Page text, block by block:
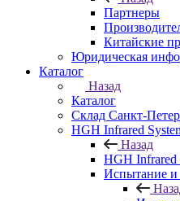
Партнеры
Китайские
Юридическая
Каталог
Назад
Каталог
Cклад Санкт-
HGH Infrared
Назад
HGH Infrared
Испытание и